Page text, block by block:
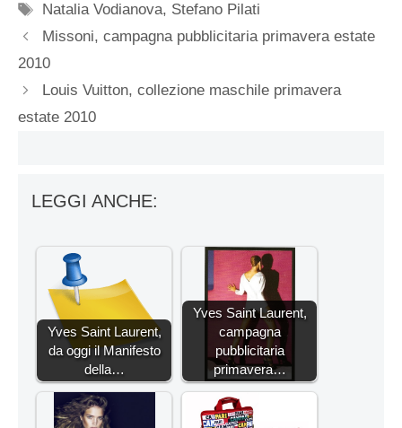
Tag
Natalia Vodianova, Stefano Pilati
Missoni, campagna pubblicitaria primavera estate
2010
Louis Vuitton, collezione maschile primavera
estate 2010
LEGGI ANCHE:
Yves Saint Laurent,
da oggi il Manifesto
della…
Yves Saint Laurent,
campagna
pubblicitaria
primavera…